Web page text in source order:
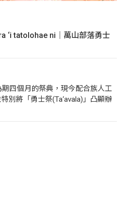
‘i tatolohae ni｜萬山部落勇士
四個月的祭典，現今配合族人工
別將「勇士祭(Ta‘avala)」凸顯辦